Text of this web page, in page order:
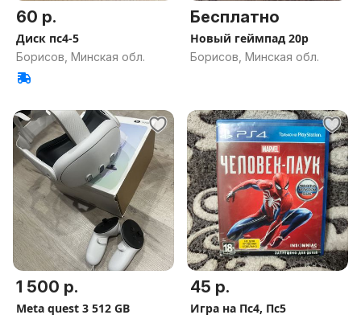
60 р.
Диск пс4-5
Борисов, Минская обл.
Бесплатно
Новый геймпад 20р
Борисов, Минская обл.
1 500 р.
Meta quest 3 512 GB
45 р.
Игра на Пс4, Пс5